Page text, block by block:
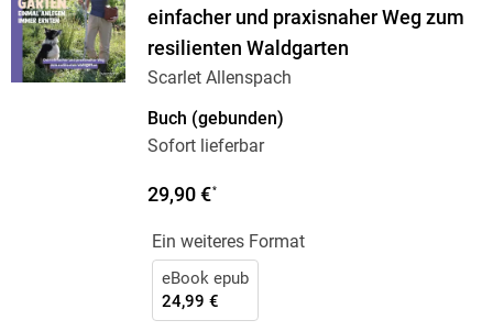
einfacher und praxisnaher Weg zum
resilienten Waldgarten
Scarlet Allenspach
Buch (gebunden)
Sofort lieferbar
29,90 €*
Ein weiteres Format
eBook epub
24,99 €